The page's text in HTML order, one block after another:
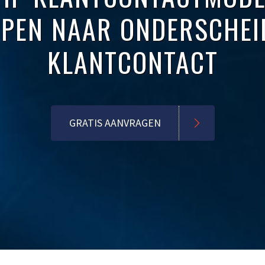
NAAR
KLANTCONTACT
GRATIS AANVRAGEN